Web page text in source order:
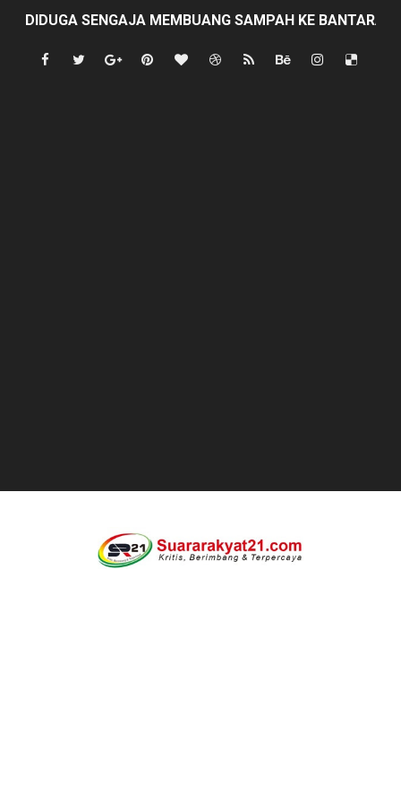
DIDUGA SENGAJA MEMBUANG SAMPAH KE
Cor beton di desa leuwi balang anggaran Tahun 2025
Program Fisik Pertanian di Sindangresmi Dikelola